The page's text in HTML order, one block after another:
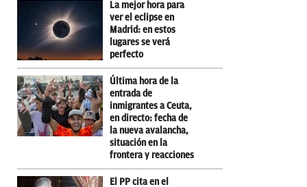
La mejor hora para
ver el eclipse en
Madrid: en estos
lugares se verá
perfecto
Última hora de la
entrada de
inmigrantes a Ceuta,
en directo: fecha de
la nueva avalancha,
situación en la
frontera y reacciones
El PP cita en el